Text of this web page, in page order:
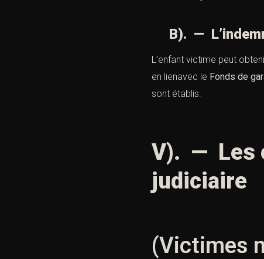
B). —
L’enfant victime peut
en lienavec le Fonds de
sont établis.
V). — Les
judiciaire
(Victimes